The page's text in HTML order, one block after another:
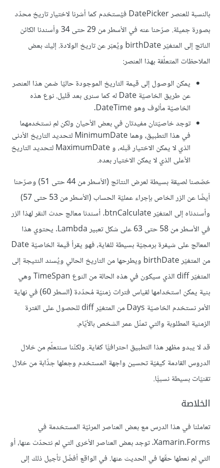
بالنسبة للعنصر DatePicker فيُستخدم كما أشرنا لاختيار تاريخ محدّد
بصورة جميلة. صرّحنا عنه في الأسطر من 29 حتى 34 وأسندنا الكائن
الناتج إلى المتغيّر birthDate ويُعبّر عن تاريخ الولادة. إليك بعض
الملاحظات المتعلّقة بهذا العنصر:
يمكن الوصول إلى قيمة التاريخ الموجودة حاليًا ضمن هذا العنصر
عن طريق الخاصيّة Date له كما سنرى بعد قليل. نوع هذه
الخاصيّة مألوف وهو DateTime.
توجد خاصيّتان مفيدتان في بعض الأحيان ولكن لم نستخدمهما
في هذا التطبيق، وهما MinimumDate لتحديد التاريخ الأدنى
الذي لا يمكن الاختيار قبله، و MaximumDate لتحديد التاريخ
الأعلى الذي لا يمكن الاختيار بعده.
خصّصنا لصيقة بسيطة لعرض النتائج (الأسطر من 44 حتى 51) وصرّحنا
أيضًا عن الزر الخاص بإجراء عمليّة الحساب (الأسطر من 53 حتى 57)
وأسندناه إلى المتغيّر btnCalculate. أسندنا معالج حدث النقر لهذا الزر
في الأسطر من 58 حتى 63 على شكل تعبير Lambda. يحتوي هذا
المعالج على شيفرة برمجيّة بسيطة للغاية، فهو يقرأ قيمة الخاصيّة Date
من المتغيّر birthDate ويطرحها من التاريخ الحالي ويُسند النتيجة إلى
المتغيّر diff الذي سيكون في هذه الحالة من النوع TimeSpan وهي
بنية يمكن استخدامها لقياس فترات زمنيّة مُحدّدة (السطر 60) في نهاية
الأمر نستخدم الخاصيّة Days من المتغيّر diff للحصول على الفترة
الزمنية المطلوبة والتي تمثّل عمر الشخص بالأيّام.
قد لا يبدو مظهر هذا التطبيق احترافيًّا كفاية. ولكنّنا سنتعلّم من خلال
الدروس القادمة كيفيّة تحسين واجهة المستخدم وجعلها جذّابة من خلال
تقنيّات بسيطة نسبيًّا.
الخلاصة
تعاملنا في هذا الدرس مع بعض العناصر المرئيّة المستخدمة في
Xamarin.Forms. توجد بعض العناصر الأخرى التي لم نتحدّث عنها، أو
التي لم نعطها حقّها في الحديث عنها. في الواقع أفضّل تأجيل ذلك إلى